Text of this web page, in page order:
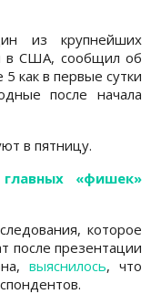
из крупнейших
в США, сообщил об
как в первые сутки
после начала
в пятницу.
«фишек»
которое
после презентации
выяснилось, что